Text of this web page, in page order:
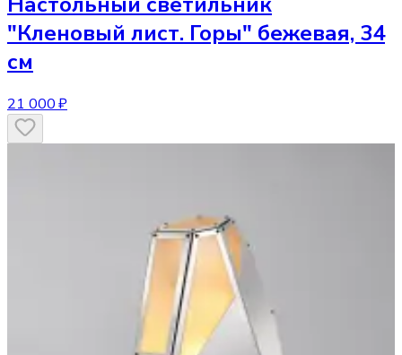
"Кленовый лист. Горы" бежевая, 34
см
21 000 ₽